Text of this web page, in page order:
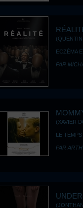
ECZÉMA
PAR
(XAVIER
LE
PAR